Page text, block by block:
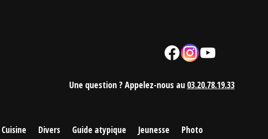
FacebookInstagramYouTube
Une question ? Appelez-nous au 03.20.78.19.33
Cuisine Divers Guide atypique Jeunesse Photo